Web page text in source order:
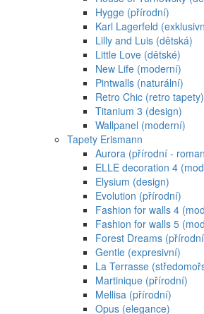
Hygge (přírodní)
Karl Lagerfeld
Lilly and Luis (dětská)
Little Love (dětské)
New Life (moderní)
Pintwalls (naturální)
Retro Chic (retro tapety)
Titanium 3 (design)
Wallpanel (moderní)
Tapety Erismann
Aurora (přírodní -
ELLE decoration 4
Elysium (design)
Evolution (přírodní)
Fashion for walls 4
Fashion for walls 5
Forest Dreams
Gentle (expresivní)
La Terrasse
Martinique (přírodní)
Mellisa (přírodní)
Opus (elegance)